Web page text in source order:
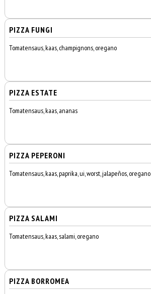
PIZZA FUNGI
Tomatensaus, kaas, champignons, oregano
PIZZA ESTATE
Tomatensaus, kaas, ananas
PIZZA PEPERONI
Tomatensaus, kaas, paprika, ui, worst, jalapeños, oregano
PIZZA SALAMI
Tomatensaus, kaas, salami, oregano
PIZZA BORROMEA